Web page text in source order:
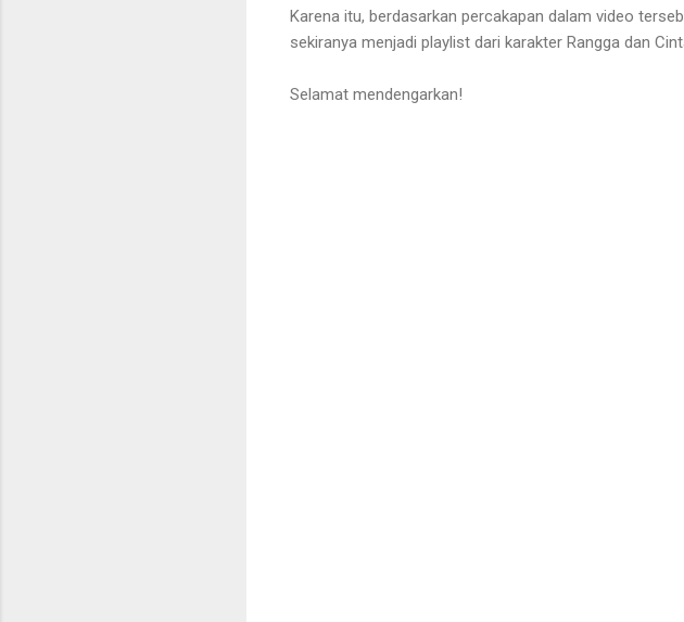
Karena itu, berdasarkan percakapan dalam video
sekiranya menjadi playlist dari karakter Rangga dan
Selamat mendengarkan!